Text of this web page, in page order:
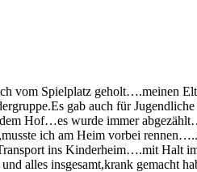
vom Spielplatz geholt….meinen
gab auch für Jugendliche
Hof…es wurde immer
ich am Heim vorbei
ins Kinderheim….mit Halt
alles insgesamt,krank gemacht